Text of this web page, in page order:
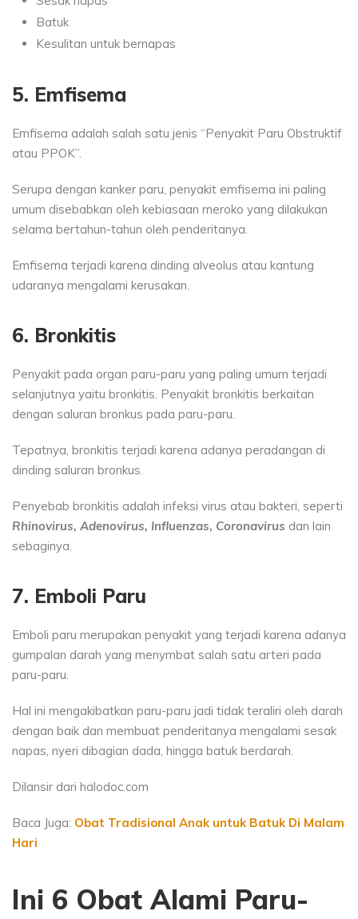
Batuk
Kesulitan untuk bernapas
5. Emfisema
Emfisema adalah salah satu jenis “Penyakit Paru Obstruktif
atau PPOK”.
Serupa dengan kanker paru, penyakit emfisema ini paling
umum disebabkan oleh kebiasaan meroko yang dilakukan
selama bertahun-tahun oleh penderitanya.
Emfisema terjadi karena dinding alveolus atau kantung
udaranya mengalami kerusakan.
6. Bronkitis
Penyakit pada organ paru-paru yang paling umum terjadi
selanjutnya yaitu bronkitis. Penyakit bronkitis berkaitan
dengan saluran bronkus pada paru-paru.
Tepatnya, bronkitis terjadi karena adanya peradangan di
dinding saluran bronkus.
Penyebab bronkitis adalah infeksi virus atau bakteri, seperti
Rhinovirus, Adenovirus, Influenzas, Coronavirus dan lain
sebaginya.
7. Emboli Paru
Emboli paru merupakan penyakit yang terjadi karena adanya
gumpalan darah yang menymbat salah satu arteri pada
paru-paru.
Hal ini mengakibatkan paru-paru jadi tidak teraliri oleh darah
dengan baik dan membuat penderitanya mengalami sesak
napas, nyeri dibagian dada, hingga batuk berdarah.
Dilansir dari halodoc.com
Baca Juga: Obat Tradisional Anak untuk Batuk Di Malam
Hari
Ini 6 Obat Alami Paru-